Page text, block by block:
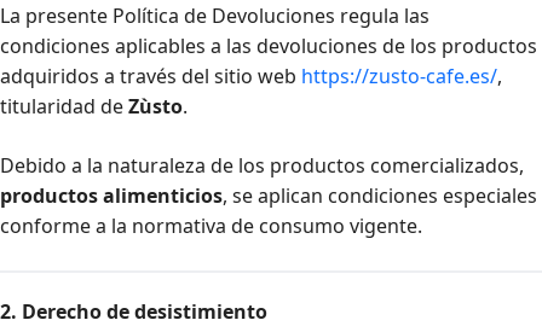
La presente Política de Devoluciones regula las
condiciones aplicables a las devoluciones de los productos
adquiridos a través del sitio web https://zusto-cafe.es/,
titularidad deZùsto.
Debido a la naturaleza de los productos comercializados,
productos alimenticios, se aplican condiciones especiales
conforme a la normativa de consumo vigente.
2. Derecho de desistimiento